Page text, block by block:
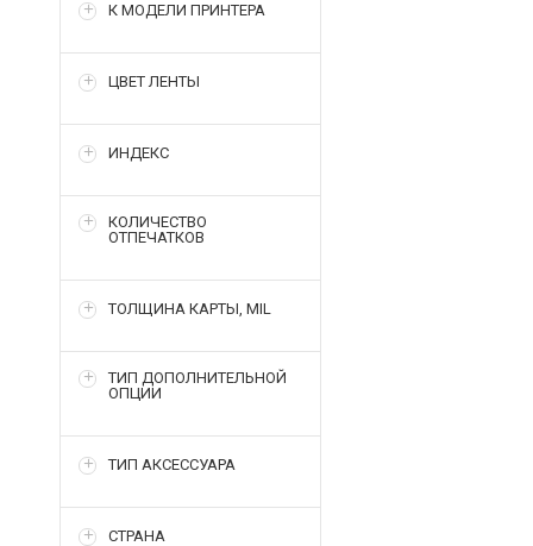
К МОДЕЛИ ПРИНТЕРА
ЦВЕТ ЛЕНТЫ
ИНДЕКС
КОЛИЧЕСТВО
ОТПЕЧАТКОВ
ТОЛЩИНА КАРТЫ, MIL
ТИП ДОПОЛНИТЕЛЬНОЙ
ОПЦИИ
ТИП АКСЕССУАРА
СТРАНА